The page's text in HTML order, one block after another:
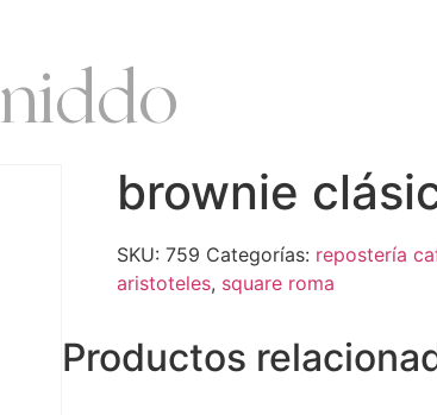
niddo
brownie
SKU: 759 Categorías: repostería
aristoteles, square roma
Productos